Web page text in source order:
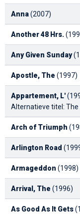
Anna(2007)
Another 48 Hrs.
Any Given Sunday
Apostle, The (1997)
Appartement, L'
Alternatieve titel:
Arch of Triumph
Arlington Road
Armageddon (1998)
Arrival, The (1996)
As Good As It Gets